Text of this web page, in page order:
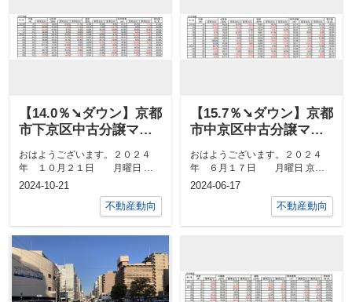
【14.0％➘ダウン】京都
市下京区中古分譲マン
ション9月成約㎡単価前
年対比
おはようございます。２０２４
年 １０月２１日 月曜日 京
都市中京区 最高気温２４度、
2024-10-21
不動産動向
【15.7％➘ダウン】京都
市中京区中古分譲マン
ション5月成約㎡単価前
年対比
おはようございます。２０２４
年 ６月１７日 月曜日 京都
市中京区 最高気温２９度、 最
2024-06-17
不動産動向